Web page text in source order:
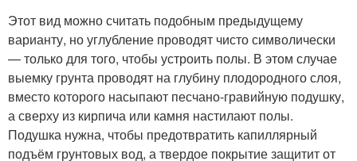
Этот вид можно считать подобным предыдущему
варианту, но углубление проводят чисто символически
— только для того, чтобы устроить полы. В этом случае
выемку грунта проводят на глубину плодородного слоя,
вместо которого насыпают песчано-гравийную подушку,
а сверху из кирпича или камня настилают полы.
Подушка нужна, чтобы предотвратить капиллярный
подъём грунтовых вод, а твердое покрытие защитит от